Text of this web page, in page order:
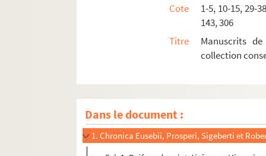
Cote
1-5, 10-15, 29-
143, 306
Titre
Manuscrits
collection
Dans le document :
1. Chronica Eusebii, Prosperi, Sigeberti et